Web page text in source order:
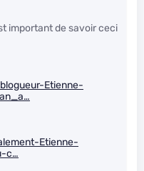
important de savoir ceci
Etienne-
Etienne-
c…